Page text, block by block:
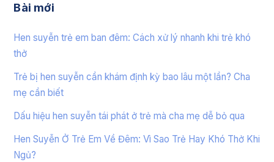
Bài mới
Hen suyễn trẻ em ban đêm: Cách xử lý nhanh khi trẻ khó
thở
Trẻ bị hen suyễn cần khám định kỳ bao lâu một lần? Cha
mẹ cần biết
Dấu hiệu hen suyễn tái phát ở trẻ mà cha mẹ dễ bỏ qua
Hen Suyễn Ở Trẻ Em Về Đêm: Vì Sao Trẻ Hay Khó Thở Khi
Ngủ?